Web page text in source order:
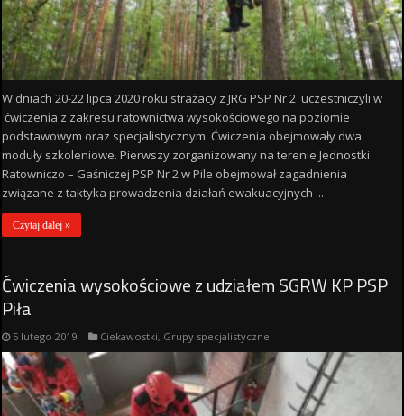
W dniach 20-22 lipca 2020 roku strażacy z JRG PSP Nr 2 uczestniczyli w
ćwiczenia z zakresu ratownictwa wysokościowego na poziomie
podstawowym oraz specjalistycznym. Ćwiczenia obejmowały dwa
moduły szkoleniowe. Pierwszy zorganizowany na terenie Jednostki
Ratowniczo – Gaśniczej PSP Nr 2 w Pile obejmował zagadnienia
związane z taktyka prowadzenia działań ewakuacyjnych ...
Czytaj dalej »
Ćwiczenia wysokościowe z udziałem SGRW KP PSP
Piła
5 lutego 2019 Ciekawostki, Grupy specjalistyczne